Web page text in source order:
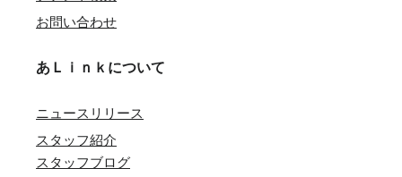
お問い合わせ
あＬｉｎｋについて
ニュースリリース
スタッフ紹介
スタッフブログ